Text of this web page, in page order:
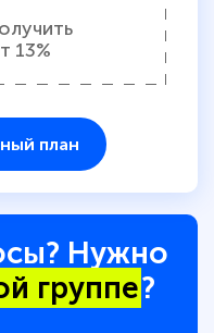
13%
план
Нужно
группе?